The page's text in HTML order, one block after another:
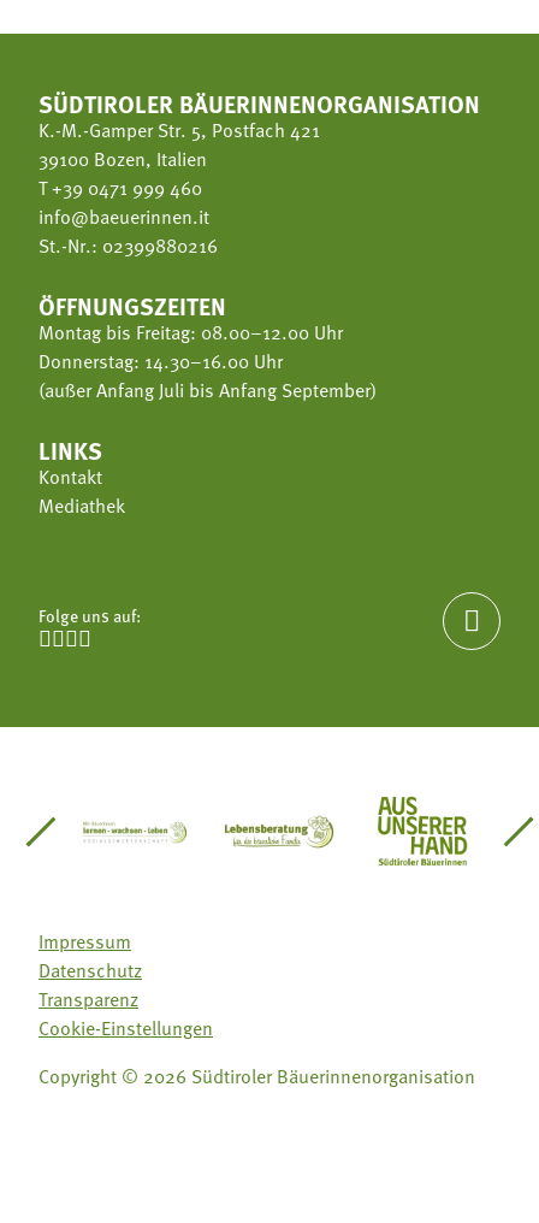
SÜDTIROLER BÄUERINNENORGANISATION
K.-M.-Gamper Str. 5, Postfach 421
39100 Bozen, Italien
T+39 0471 999 460
info@baeuerinnen.it
St.-Nr.: 02399880216
ÖFFNUNGSZEITEN
Montag bis Freitag: 08.00–12.00 Uhr
Donnerstag: 14.30–16.00 Uhr
(außer Anfang Juli bis Anfang September)
LINKS
Kontakt
Mediathek
Folge uns auf:


Südtirol
Gärtnervereinigung
Sozialgenossenschaft Mit Bäuerinnen lernen -
Lebensberatung für dieAus unserer
Impressum
Datenschutz
Transparenz
Cookie-Einstellungen
Copyright © 2026 Südtiroler Bäuerinnenorganisation